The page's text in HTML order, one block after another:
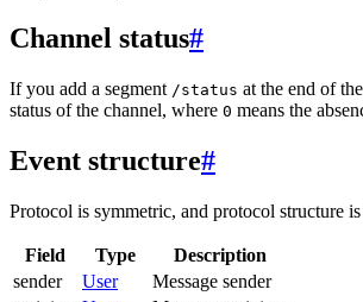
Channel status#
If you add a segment /status at the end of
status of the channel, where 0 means the
Event structure#
Protocol is symmetric, and protocol structure
Field Type
Description
sender
User
Message sender